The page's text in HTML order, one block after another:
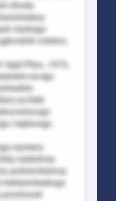
vihoda
visokogo
volokon,
1973,
na ego
as field
kotorogo
i teplovogo
razmera
nadezhniy
podverzhennoy